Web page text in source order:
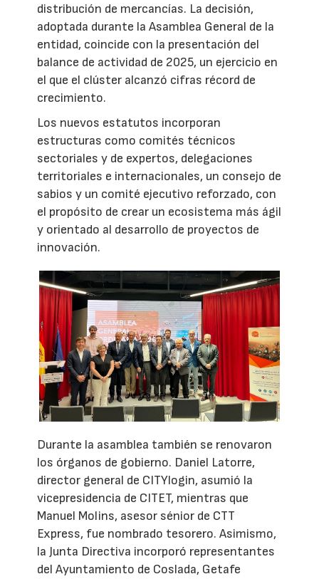
distribución de mercancías. La decisión,
adoptada durante la Asamblea General de la
entidad, coincide con la presentación del
balance de actividad de 2025, un ejercicio en
el que el clúster alcanzó cifras récord de
crecimiento.
Los nuevos estatutos incorporan
estructuras como comités técnicos
sectoriales y de expertos, delegaciones
territoriales e internacionales, un consejo de
sabios y un comité ejecutivo reforzado, con
el propósito de crear un ecosistema más ágil
y orientado al desarrollo de proyectos de
innovación.
Durante la asamblea también se renovaron
los órganos de gobierno. Daniel Latorre,
director general de CITYlogin, asumió la
vicepresidencia de CITET, mientras que
Manuel Molins, asesor sénior de CTT
Express, fue nombrado tesorero. Asimismo,
la Junta Directiva incorporó representantes
del Ayuntamiento de Coslada, Getafe